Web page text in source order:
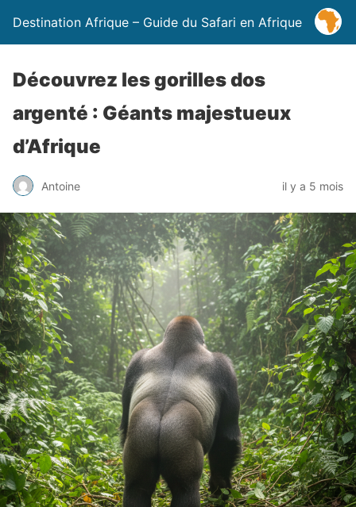
Destination Afrique – Guide du Safari en Afrique
Découvrez les gorilles dos
argenté : Géants majestueux
d’Afrique
Antoine il y a 5 mois